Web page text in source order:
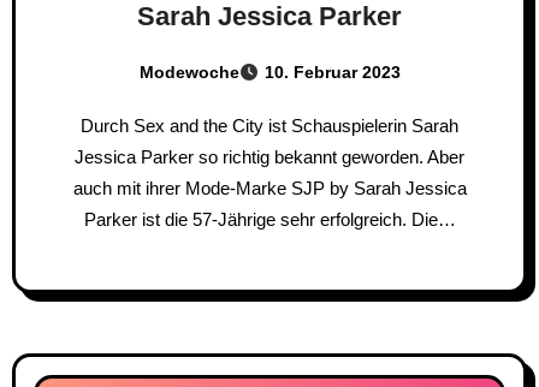
Sarah Jessica Parker
Modewoche 10. Februar 2023
Durch Sex and the City ist Schauspielerin Sarah
Jessica Parker so richtig bekannt geworden. Aber
auch mit ihrer Mode-Marke SJP by Sarah Jessica
Parker ist die 57-Jährige sehr erfolgreich. Die…